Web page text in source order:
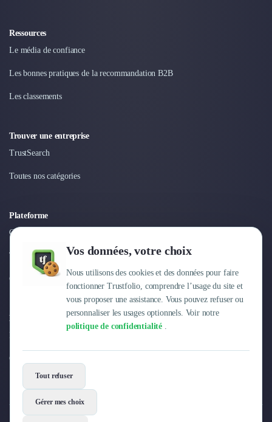
Vos données, votre choix
Nous utilisons des cookies et des données pour faire
fonctionner Trustfolio, comprendre l’usage du site et
vous proposer une assistance. Vous pouvez refuser ou
personnaliser les usages optionnels. Voir notre
politique de confidentialité .
Tout refuser
Gérer mes choix
Développement à l'international
Accélérateurs et incubateurs
Gestion Immobilière
Désinfection & décontamination
Nettoyage & Ménage
Espaces de Coworking
Ressources
Le média de confiance
Les bonnes pratiques de la recommandation B2B
Les classements
Trouver une entreprise
TrustSearch
Toutes nos catégories
Plateforme
Connexion
Tarifs
Centre d'aide
Entreprise
Pourquoi Trustfolio ?
Offres d'emploi